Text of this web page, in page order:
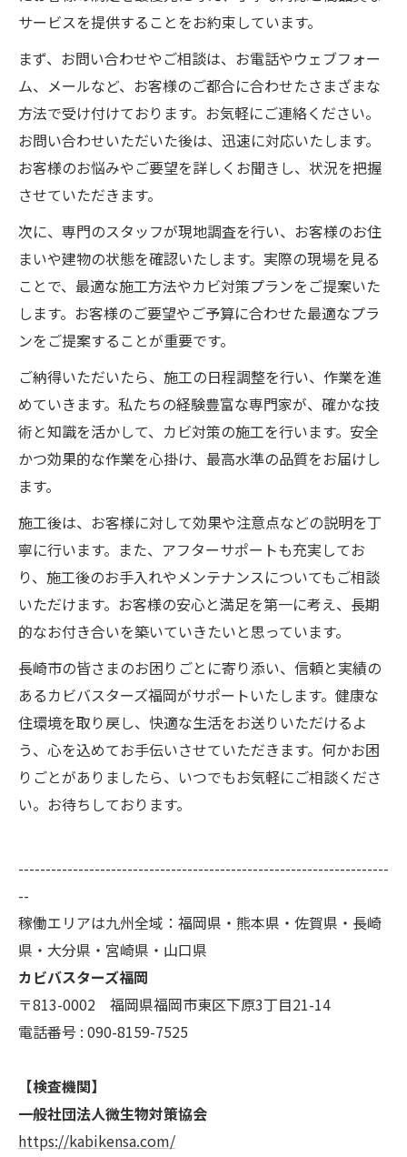
サービスを提供することをお約束しています。
まず、お問い合わせやご相談は、お電話やウェブフォー
ム、メールなど、お客様のご都合に合わせたさまざまな
方法で受け付けております。お気軽にご連絡ください。
お問い合わせいただいた後は、迅速に対応いたします。
お客様のお悩みやご要望を詳しくお聞きし、状況を把握
させていただきます。
次に、専門のスタッフが現地調査を行い、お客様のお住
まいや建物の状態を確認いたします。実際の現場を見る
ことで、最適な施工方法やカビ対策プランをご提案いた
します。お客様のご要望やご予算に合わせた最適なプラ
ンをご提案することが重要です。
ご納得いただいたら、施工の日程調整を行い、作業を進
めていきます。私たちの経験豊富な専門家が、確かな技
術と知識を活かして、カビ対策の施工を行います。安全
かつ効果的な作業を心掛け、最高水準の品質をお届けし
ます。
施工後は、お客様に対して効果や注意点などの説明を丁
寧に行います。また、アフターサポートも充実してお
り、施工後のお手入れやメンテナンスについてもご相談
いただけます。お客様の安心と満足を第一に考え、長期
的なお付き合いを築いていきたいと思っています。
長崎市の皆さまのお困りごとに寄り添い、信頼と実績の
あるカビバスターズ福岡がサポートいたします。健康な
住環境を取り戻し、快適な生活をお送りいただけるよ
う、心を込めてお手伝いさせていただきます。何かお困
りごとがありましたら、いつでもお気軽にご相談くださ
い。お待ちしております。
--------------------------------------------------------------------
--
稼働エリアは九州全域：福岡県・熊本県・佐賀県・長崎
県・大分県・宮崎県・山口県
カビバスターズ福岡
〒813-0002 福岡県福岡市東区下原3丁目21-14
電話番号 : 090-8159-7525
【検査機関】
一般社団法人微生物対策協会
https://kabikensa.com/